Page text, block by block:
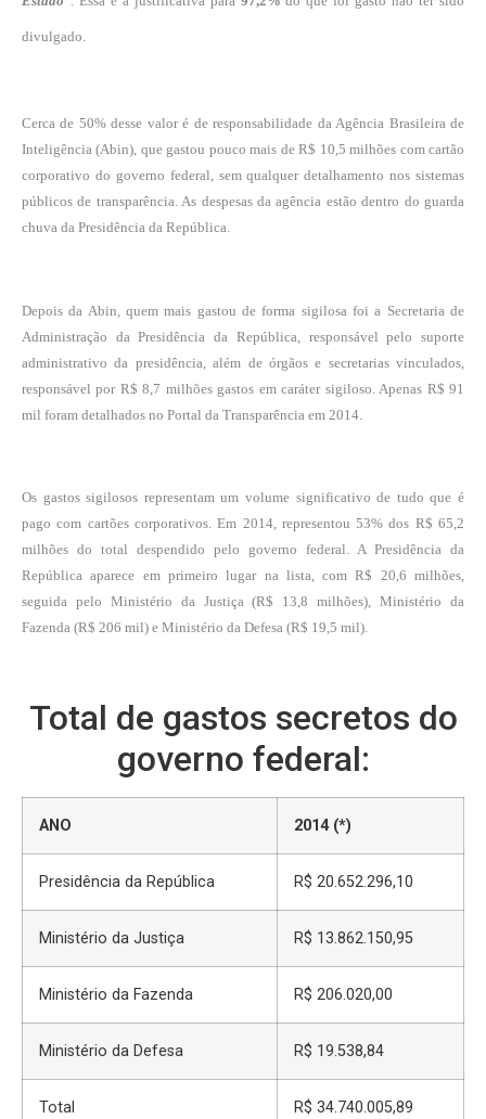
divulgado.
Cerca de 50% desse valor é de responsabilidade da Agência Brasileira de
Inteligência (Abin), que gastou pouco mais de R$ 10,5 milhões com cartão
corporativo do governo federal, sem qualquer detalhamento nos sistemas
públicos de transparência. As despesas da agência estão dentro do guarda
chuva da Presidência da República.
Depois da Abin, quem mais gastou de forma sigilosa foi a Secretaria de
Administração da Presidência da República, responsável pelo suporte
administrativo da presidência, além de órgãos e secretarias vinculados,
responsável por R$ 8,7 milhões gastos em caráter sigiloso. Apenas R$ 91
mil foram detalhados no Portal da Transparência em 2014.
Os gastos sigilosos representam um volume significativo de tudo que é
pago com cartões corporativos. Em 2014, representou 53% dos R$ 65,2
milhões do total despendido pelo governo federal. A Presidência da
República aparece em primeiro lugar na lista, com R$ 20,6 milhões,
seguida pelo Ministério da Justiça (R$ 13,8 milhões), Ministério da
Fazenda (R$ 206 mil) e Ministério da Defesa (R$ 19,5 mil).
Total de gastos secretos do
governo federal:
ANO 2014 (*)
Presidência da República R$ 20.652.296,10
Ministério da Justiça R$ 13.862.150,95
Ministério da Fazenda R$ 206.020,00
Ministério da Defesa R$ 19.538,84
Total R$ 34.740.005,89